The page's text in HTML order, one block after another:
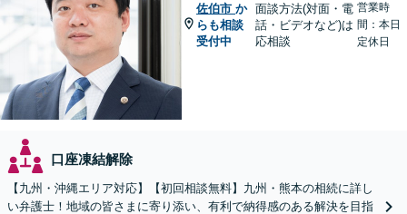
佐伯市 か
らも相談
受付中
面談方法(対面・電
話・ビデオなど)は
応相談
営業時
間：本日
定休日
口座凍結解除
【九州・沖縄エリア対応】【初回相談無料】九州・熊本の相続に詳し
い弁護士！地域の皆さまに寄り添い、有利で納得感のある解決を目指